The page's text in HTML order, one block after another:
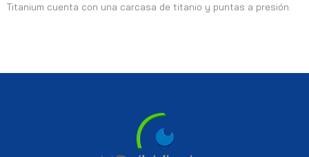
Titanium cuenta con una carcasa de titanio y puntas a presión.